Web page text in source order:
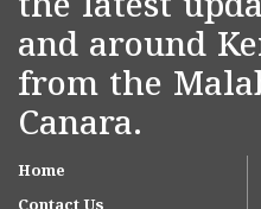
the latest
and around
from the
Canara.
Home